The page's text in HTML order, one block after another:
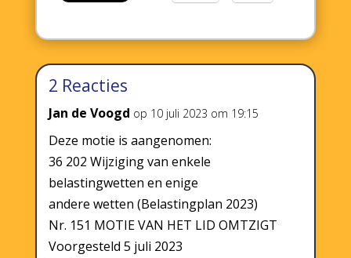
2 Reacties
Jan de Voogd op 10 juli 2023 om 19:15
Deze motie is aangenomen:
36 202 Wijziging van enkele
belastingwetten en enige
andere wetten (Belastingplan 2023)
Nr. 151 MOTIE VAN HET LID OMTZIGT
Voorgesteld 5 juli 2023